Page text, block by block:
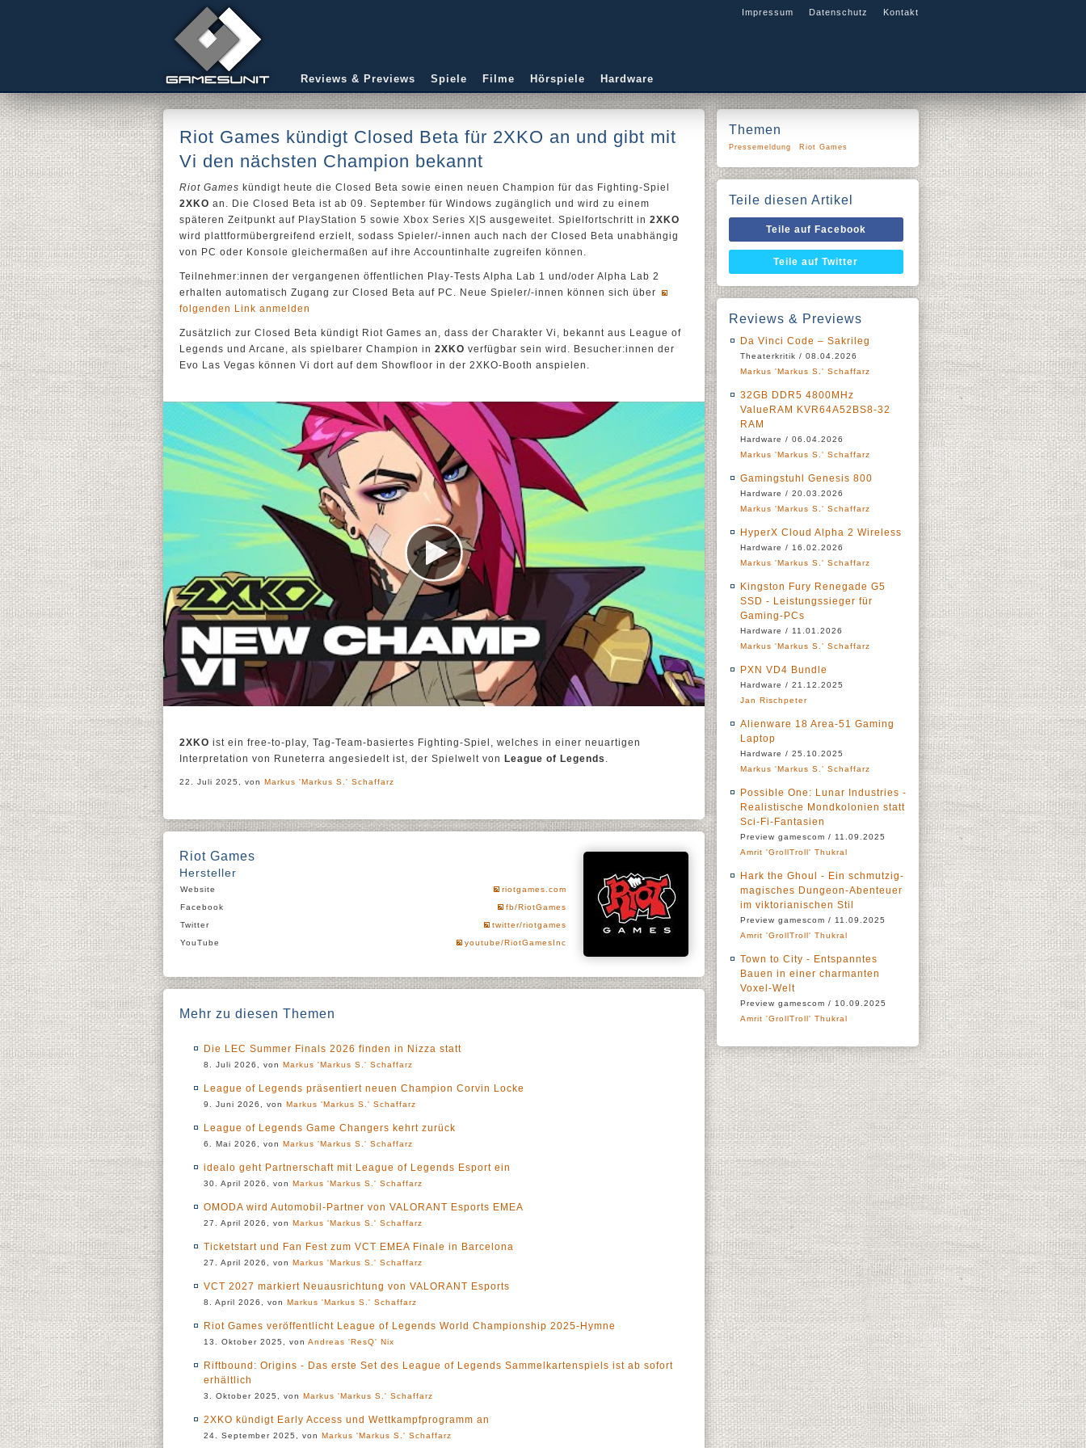
Impressum Datenschutz Kontakt
Reviews & Previews Spiele Filme Hörspiele Hardware
Riot Games kündigt Closed Beta für 2XKO an und gibt mit
Vi den nächsten Champion bekannt
Riot Games kündigt heute die Closed Beta sowie einen neuen Champion für das Fighting-Spiel
2XKO an. Die Closed Beta ist ab 09. September für Windows zugänglich und wird zu einem
späteren Zeitpunkt auf PlayStation 5 sowie Xbox Series X|S ausgeweitet. Spielfortschritt in 2XKO
wird plattformübergreifend erzielt, sodass Spieler/-innen auch nach der Closed Beta unabhängig
von PC oder Konsole gleichermaßen auf ihre Accountinhalte zugreifen können.
Teilnehmer:innen der vergangenen öffentlichen Play-Tests Alpha Lab 1 und/oder Alpha Lab 2
erhalten automatisch Zugang zur Closed Beta auf PC. Neue Spieler/-innen können sich über
folgenden Link anmelden
Zusätzlich zur Closed Beta kündigt Riot Games an, dass der Charakter Vi, bekannt aus League of
Legends und Arcane, als spielbarer Champion in 2XKO verfügbar sein wird. Besucher:innen der
Evo Las Vegas können Vi dort auf dem Showfloor in der 2XKO-Booth anspielen.
2XKO ist ein free-to-play, Tag-Team-basiertes Fighting-Spiel, welches in einer neuartigen
Interpretation von Runeterra angesiedelt ist, der Spielwelt von League of Legends .
22. Juli 2025, von Markus 'Markus S.' Schaffarz
Riot Games
Hersteller
Website
riotgames.com
Facebook
fb/RiotGames
Twitter
twitter/riotgames
YouTube
youtube/RiotGamesInc
Mehr zu diesen Themen
Die LEC Summer Finals 2026 finden in Nizza statt
8. Juli 2026, von Markus 'Markus S.' Schaffarz
League of Legends präsentiert neuen Champion Corvin Locke
9. Juni 2026, von Markus 'Markus S.' Schaffarz
League of Legends Game Changers kehrt zurück
6. Mai 2026, von Markus 'Markus S.' Schaffarz
idealo geht Partnerschaft mit League of Legends Esport ein
30. April 2026, von Markus 'Markus S.' Schaffarz
OMODA wird Automobil-Partner von VALORANT Esports EMEA
27. April 2026, von Markus 'Markus S.' Schaffarz
Ticketstart und Fan Fest zum VCT EMEA Finale in Barcelona
27. April 2026, von Markus 'Markus S.' Schaffarz
VCT 2027 markiert Neuausrichtung von VALORANT Esports
8. April 2026, von Markus 'Markus S.' Schaffarz
Riot Games veröffentlicht League of Legends World Championship 2025-Hymne
13. Oktober 2025, von Andreas 'ResQ' Nix
Riftbound: Origins - Das erste Set des League of Legends Sammelkartenspiels ist ab sofort
erhältlich
3. Oktober 2025, von Markus 'Markus S.' Schaffarz
2XKO kündigt Early Access und Wettkampfprogramm an
24. September 2025, von Markus 'Markus S.' Schaffarz
Themen
Pressemeldung Riot Games
Teile diesen Artikel
Teile auf Facebook
Teile auf Twitter
Reviews & Previews
Da Vinci Code – Sakrileg
Theaterkritik / 08.04.2026
Markus 'Markus S.' Schaffarz
32GB DDR5 4800MHz
ValueRAM KVR64A52BS8-32
RAM
Hardware / 06.04.2026
Markus 'Markus S.' Schaffarz
Gamingstuhl Genesis 800
Hardware / 20.03.2026
Markus 'Markus S.' Schaffarz
HyperX Cloud Alpha 2 Wireless
Hardware / 16.02.2026
Markus 'Markus S.' Schaffarz
Kingston Fury Renegade G5
SSD - Leistungssieger für
Gaming-PCs
Hardware / 11.01.2026
Markus 'Markus S.' Schaffarz
PXN VD4 Bundle
Hardware / 21.12.2025
Jan Rischpeter
Alienware 18 Area-51 Gaming
Laptop
Hardware / 25.10.2025
Markus 'Markus S.' Schaffarz
Possible One: Lunar Industries -
Realistische Mondkolonien statt
Sci-Fi-Fantasien
Preview gamescom / 11.09.2025
Amrit 'GrollTroll' Thukral
Hark the Ghoul - Ein schmutzig-
magisches Dungeon-Abenteuer
im viktorianischen Stil
Preview gamescom / 11.09.2025
Amrit 'GrollTroll' Thukral
Town to City - Entspanntes
Bauen in einer charmanten
Voxel-Welt
Preview gamescom / 10.09.2025
Amrit 'GrollTroll' Thukral